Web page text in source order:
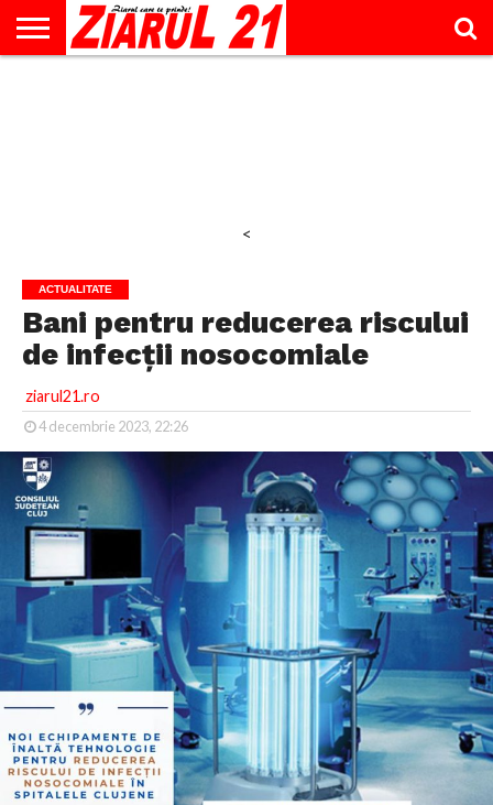
<
ACTUALITATE
Bani pentru reducerea riscului
de infecții nosocomiale
ziarul21.ro
4 decembrie 2023, 22:26